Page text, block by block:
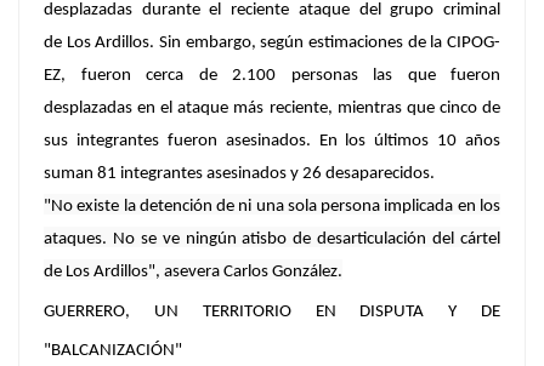
desplazadas durante el reciente ataque del grupo criminal
de Los Ardillos. Sin embargo, según estimaciones de la CIPOG-
EZ, fueron cerca de 2.100 personas las que fueron
desplazadas en el ataque más reciente, mientras que cinco de
sus integrantes fueron asesinados. En los últimos 10 años
suman 81 integrantes asesinados y 26 desaparecidos.
"No existe la detención de ni una sola persona implicada en los
ataques. No se ve ningún atisbo de desarticulación del cártel
de Los Ardillos", asevera Carlos González.
GUERRERO, UN TERRITORIO EN DISPUTA Y DE
"BALCANIZACIÓN"